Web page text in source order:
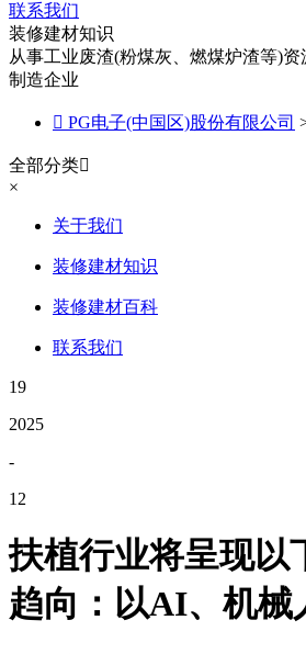
联系我们
装修建材知识
从事工业废渣(粉煤灰、燃煤炉渣等)
制造企业
 PG电子(中国区)股份有限公司
全部分类
×
关于我们
装修建材知识
装修建材百科
联系我们
19
2025
-
12
扶植行业将呈现以
趋向：以AI、机械